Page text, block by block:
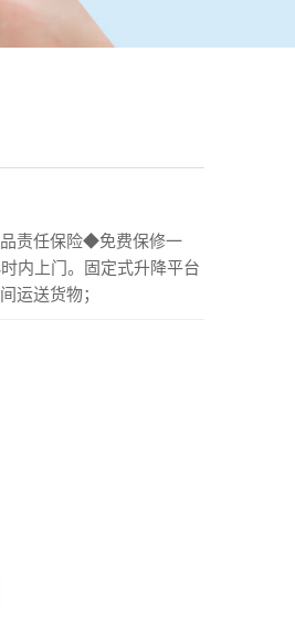
责任保险◆免费保修一
内上门。固定式升降平台
运送货物；